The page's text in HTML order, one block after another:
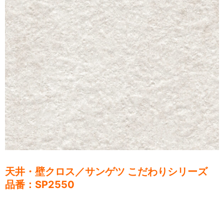
天井・壁クロス／サンゲツ こだわりシリーズ
品番：SP2550